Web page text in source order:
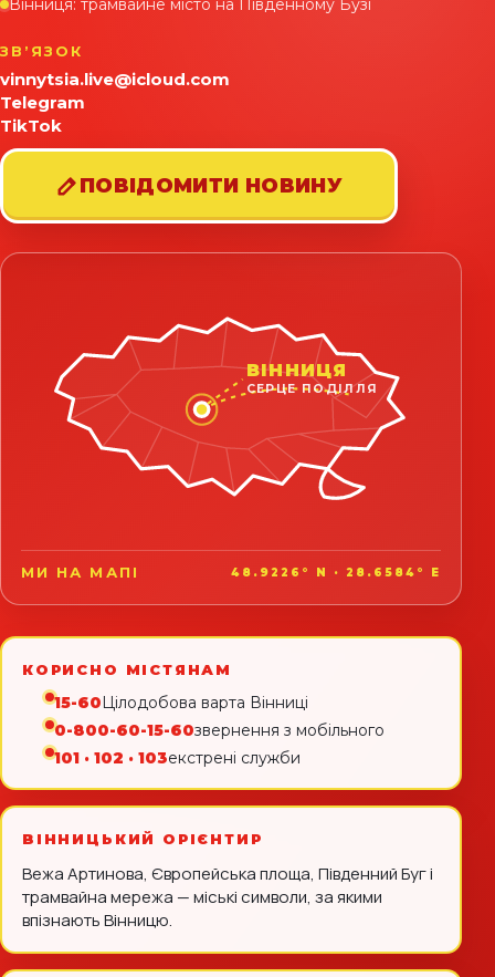
ЗВʼЯЗОК
vinnytsia.live@icloud.com
Telegram
TikTok
ПОВІДОМИТИ НОВИНУ
ВІННИЦЯ
СЕРЦЕ ПОДІЛЛЯ
МИ НА МАПІ 48.9226° N · 28.6584° E
КОРИСНО МІСТЯНАМ
15-60Цілодобова варта Вінниці
0-800-60-15-60звернення з мобільного
101 · 102 · 103екстрені служби
ВІННИЦЬКИЙ ОРІЄНТИР
Вежа Артинова, Європейська площа, Південний Буг і
трамвайна мережа — міські символи, за якими
впізнають Вінницю.